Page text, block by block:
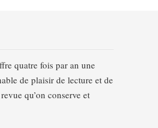
quatre fois par an une
de plaisir de lecture et de
qu’on conserve et